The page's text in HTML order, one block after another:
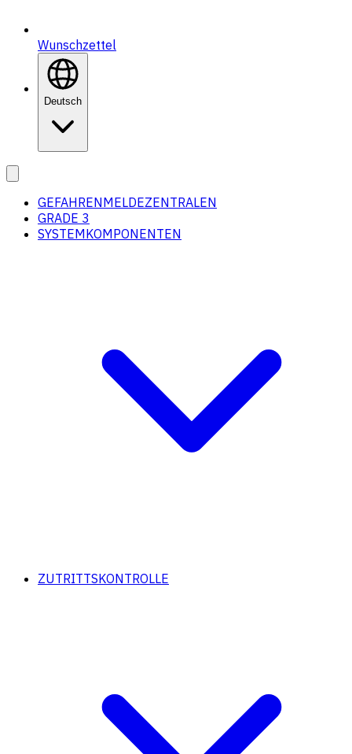
Wunschzettel
Deutsch
GEFAHRENMELDEZENTRALEN
GRADE 3
SYSTEMKOMPONENTEN
ZUTRITTSKONTROLLE